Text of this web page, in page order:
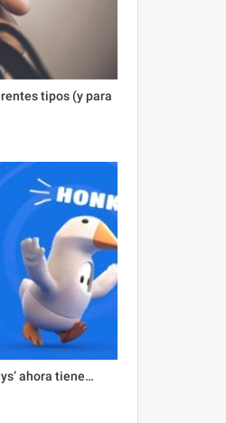
tipos (y para
ahora tiene…